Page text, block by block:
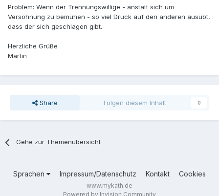
Problem: Wenn der Trennungswillige - anstatt sich um
Versöhnung zu bemühen - so viel Druck auf den anderen ausübt,
dass der sich geschlagen gibt.
Herzliche Grüße
Martin
Share Folgen diesem Inhalt 0
Gehe zur Themenübersicht
Sprachen Impressum/Datenschutz Kontakt Cookies
www.mykath.de
Powered by Invision Community